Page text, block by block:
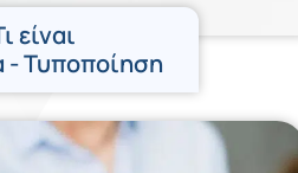
είναι
- Τυποποίηση